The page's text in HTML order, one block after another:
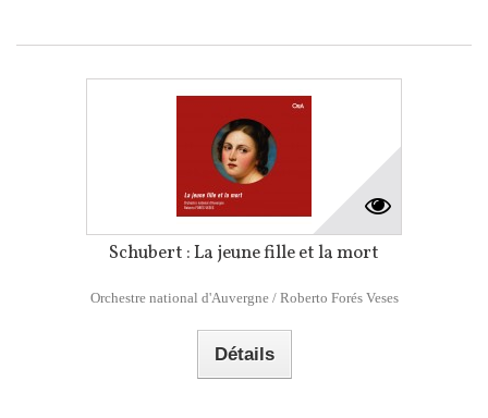
Schubert : La jeune fille et la mort
Orchestre national d'Auvergne / Roberto Forés Veses
Détails